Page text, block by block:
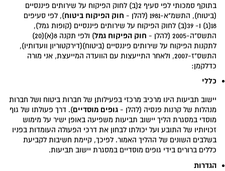
בתוקף סמכותי לפי סעיף 2(ב) לחוק הפיקוח על שירותים פיננסיים
(ביטוח), התשמ"א-1981 (להלן -
חוק הפיקוח ביטוח), לפי סעיפים
18(ג) ו- 39(ב) לחוק הפיקוח על שירותים פיננסיים (קופות גמל),
התשס"ה-2005 (להלן -
חוק הפיקוח גמל
) ולפי תקנה 8(א)(20)
לתקנות הפיקוח על שירותים פיננסיים (ביטוח)(דירקטוריון וועדותיו),
התשס"ז-2007, ולאחר התייעצות עם הוועדה המייעצת, אני מורה
כדלקמן:
כללי
יישוב תביעות הינו מרכיב מרכזי בפעילותן של חברות ביטוח ושל חברות
מנהלות של קרנות פנסיה (להלן -גופים מוסדיים). דרך פעולתו של גוף
מוסדי במסגרת הליך יישוב תביעות משפיעה באופן ישיר על מימוש
זכויותיו של התובע ועל יכולתו לבחון את דרכי הפעולה העומדות בפניו
בשלבים השונים של ההליך האמור. לפיכך, קיימת חשיבות לקביעת
כללים ברורים בידי גופים מוסדיים במסגרת יישוב תביעות.
הגדרות